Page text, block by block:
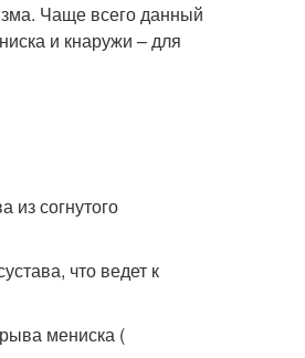
Чаще всего данный
и кнаружи – для
из согнутого
что ведет к
мениска (